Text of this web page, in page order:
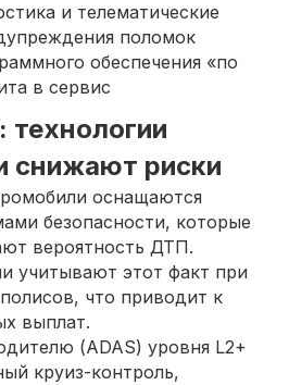
и телематические
поломок
обеспечения «по
в сервис
технологии
снижают риски
оснащаются
безопасности, которые
вероятность ДТП.
учитывают этот факт при
что приводит к
выплат.
(ADAS) уровня L2+
круиз-контроль,